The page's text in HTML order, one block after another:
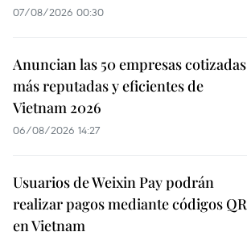
07/08/2026 00:30
Anuncian las 50 empresas cotizadas
más reputadas y eficientes de
Vietnam 2026
06/08/2026 14:27
Usuarios de Weixin Pay podrán
realizar pagos mediante códigos QR
en Vietnam